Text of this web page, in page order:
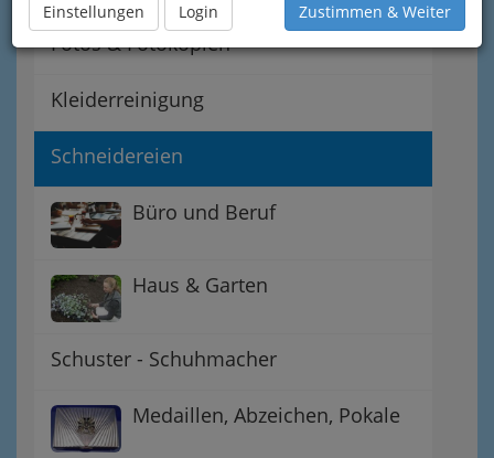
Einstellungen Login Zustimmen & Weiter
Fotos & Fotokopien
Kleiderreinigung
Schneidereien
Büro und Beruf
Haus & Garten
Schuster - Schuhmacher
Medaillen, Abzeichen, Pokale